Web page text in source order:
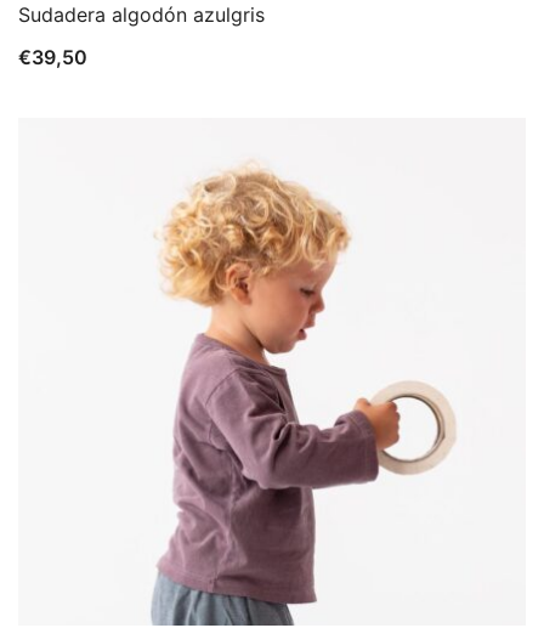
Sudadera algodón azulgris
€39,50